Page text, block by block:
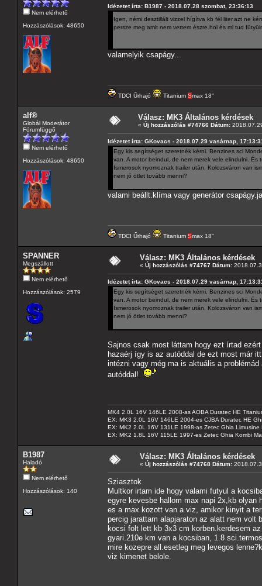
Nem elérhető
Hozzászólások: 48650
Idézetet írta: B1987 - 2018.07.28 szombat, 23:36:13
Igen, némi desztillált vizzel hígítva kb fél liter.azt ne
persze meg amit nem vettem észre.hol és mi tud
valamelyik csapágy...
TDCI Űrhajó Titanium Smax 18"
alf®
Globál Moderátor
Fórumfüggő
Nem elérhető
Hozzászólások: 48650
Válasz: MK3 Általános kérdések
« Új hozzászólás #74766 Dátum:
Idézetet írta: GKovacs - 2018.07.29 vasárnap,
Egy kis segítséget szeretnék kérni. Benzines sci
van. A motor beindul, de nem merek vele elindulni.
Ismerosok nyomoznak trailer után. Kolozsváron van
nem jó ötlet tovább menni?
valami beállt.klíma vagy generátor
TDCI Űrhajó Titanium Smax 18"
SPANNER
Megszállott
Nem elérhető
Hozzászólások: 2579
Válasz: MK3 Általános kérdések
« Új hozzászólás #74767 Dátum:
Idézetet írta: GKovacs - 2018.07.29 vasárnap,
Egy kis segítséget szeretnék kérni. Benzines sci
van. A motor beindul, de nem merek vele elindulni.
Ismerosok nyomoznak trailer után. Kolozsváron van
nem jó ötlet tovább menni?
Sajnos csak most láttam hogy ezt írtad
hazaérj így is az autóddal de ezt most már
intézni vagy még ma is aktuális a
autóddal!
MK4 2.0L 16V 146LE 2008-as AOBA Duratec HE
EX: MK3 2.0L 16V 146LE 2004-es CJBA Duratec HE
EX: MK2 2.0L 16V 131LE 1998-as Zetec Ghia Limusine
EX: MK2 1.8L 16V 115LE 1997-es Zetec Ghia Kombi
B1987
Haladó
Nem elérhető
Hozzászólások: 140
Válasz: MK3 Általános kérdések
« Új hozzászólás #74768 Dátum:
Sziasztok
Multkor irtam ide hogy valami futyul a
egyre kevesbe hallom max napi 2x,kb olyan
es a max kozott van a viz, amikor kinyit a
percig jarattam alapjaraton az alatt nem volt
kocsi folt lett kb 3x3 cm korben.kerdesem
gyari.210e km van a kocsiban, 1.8
mire kozepre all.esetleg meg levegos
viz kimenet belole.